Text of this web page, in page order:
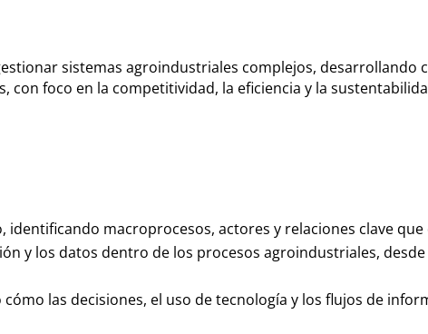
sistemas agroindustriales complejos, desarrollando
con foco en la competitividad, la eficiencia y la
macroprocesos, actores y relaciones clave
y los datos dentro de los procesos agroindustriales,
las decisiones, el uso de tecnología y los flujos de